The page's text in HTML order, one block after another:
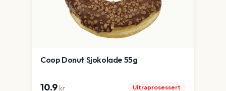
Coop Donut Sjokolade 55g
10.9kr Ultraprosessert